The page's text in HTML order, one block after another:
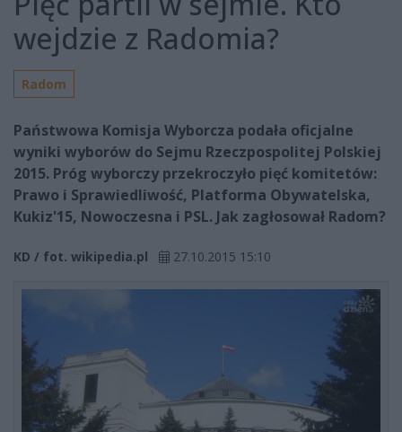
wejdzie z Radomia?
Radom
Państwowa Komisja Wyborcza podała oficjalne
wyniki wyborów do Sejmu Rzeczpospolitej Polskiej
2015. Próg wyborczy przekroczyło pięć komitetów:
Prawo i Sprawiedliwość, Platforma Obywatelska,
Kukiz'15, Nowoczesna i PSL. Jak zagłosował Radom?
KD / fot. wikipedia.pl 27.10.2015 15:10